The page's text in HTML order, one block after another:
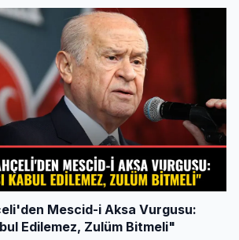
Mescid-i Aksa Vurgusu:
Edilemez, Zulüm Bitmeli"